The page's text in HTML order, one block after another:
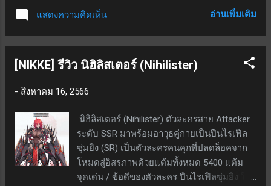
โจมตี Talent 2 - เมื่อลงสนามจะมีเกราะป้องกัน
โจมตีได้ 1 ครั้ง (โดนตีแล้วไม่โดนดาเมจ) เมื่อ
เกราะแตกจะได้รับ SP 7 หน่วย สกิล 1 - หลอด
ที่เลเวล 7 ทำให้โจมตีครั้งถัดไปทำดาเมจ 200%
ใกล้ ๆ เป้าหมายอีก 3 ตัว; ใช้ SP 4 สกิล 2 - หล
เลเวล 7 ยิงธนูออกไป 1 ดอก ทำดาเมจ 120% 5
ครั้ง ลูกธนูจะชิ่งจากเป้าหมายที่ถูกยิงไปหาตัว
อื่น ๆ ใกล้เคียง ทำให้โดนศัตรูได้หลายตัวมาก
ขึ้น; เก็บชาร์จได้ 2 (เก็บได้ 3 ที่ M2); ใช้ SP 12
สกิล 3 (นิยมใช้มากสุด) - หลอดสกิลเด้งเมื่อ
แสดงความคิดเห็น อ่านเพิ่มเติม
[NIKKE] รีวิว นิฮิลิสเตอร์ (Nihilister)
- สิงหาคม 16, 2566
นิฮิลิสเตอร์ (Nihilister) ตัวละครสาย Attacker
ระดับ SSR มาพร้อมอาวุธคู่กายเป็นปืนไรเฟิล
ซุ่มยิง (SR) เป็นตัวละครคนคุกที่ปลดล็อคจาก
โหมดสู่อิสรภาพด้วยแต้มทั้งหมด 5400 แต้ม
จุดเด่น / ข้อดีของตัวละคร ปืนไรเฟิลซุ่มยิง ใช้